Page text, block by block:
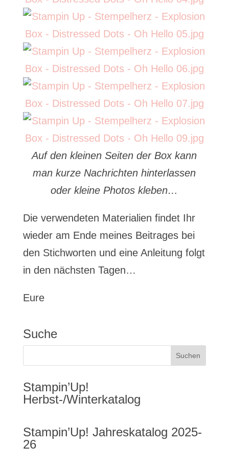
Auf den kleinen Seiten der Box kann
man kurze Nachrichten hinterlassen
oder kleine Photos kleben…
Die verwendeten Materialien findet Ihr
wieder am Ende meines Beitrages bei
den Stichworten und eine Anleitung folgt
in den nächsten Tagen…
Eure
Suche
Stampin’Up!
Herbst-/Winterkatalog
Stampin’Up! Jahreskatalog 2025-
26